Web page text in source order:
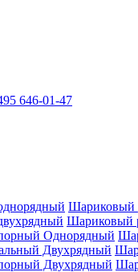
646-01-47
Шариковый
Шариковый